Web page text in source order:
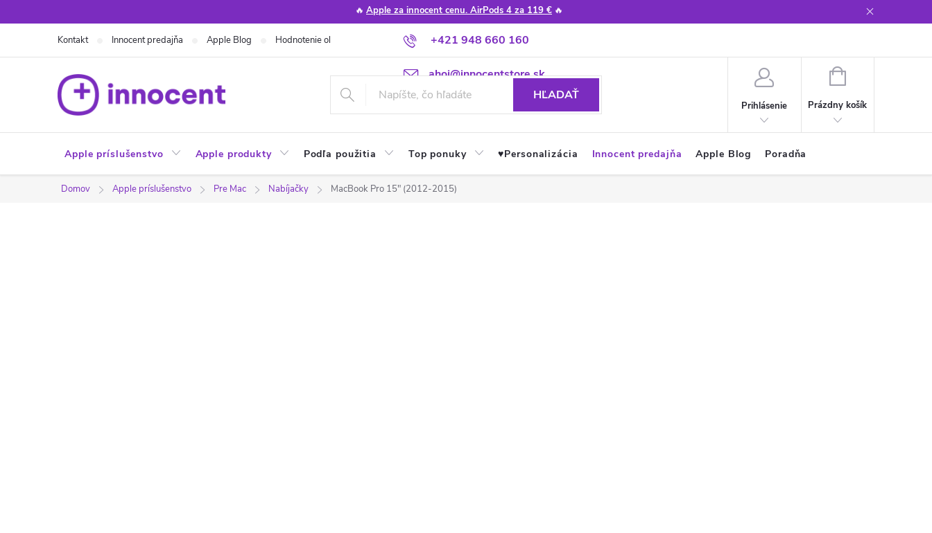
na
🔥 Apple za innocent cenu. AirPods 4 za 119 € 🔥
+421 948 660 160
ahoj@innocentstore.sk
Kontakt Innocent predajňa Apple Blog Hodnotenie obchodu Poradňa Apple návody a tipy
HĽADAŤ
Prihlásenie
NÁKUPNÝ
Prázdny košík
Apple príslušenstvo Apple produkty Podľa použitia Top ponuky ♥︎Personalizácia Innocent predajňa Apple Blog Poradňa
Domov Apple príslušenstvo Pre Mac Nabíjačky MacBook Pro 15" (2012-2015)